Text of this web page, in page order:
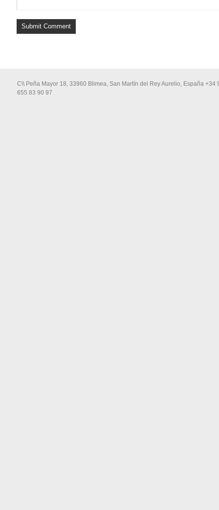
C\\ Peña Mayor 18, 33960 Blimea, San Martín del Rey Aurelio, España +34
655 83 90 97